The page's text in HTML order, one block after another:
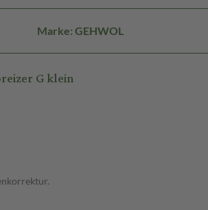
Marke: GEHWOL
G klein